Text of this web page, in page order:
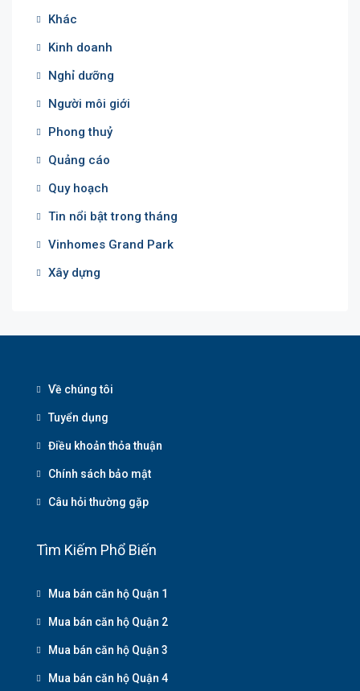
Khác
Kinh doanh
Nghỉ dưỡng
Người môi giới
Phong thuỷ
Quảng cáo
Quy hoạch
Tin nổi bật trong tháng
Vinhomes Grand Park
Xây dựng
Về chúng tôi
Tuyển dụng
Điều khoản thỏa thuận
Chính sách bảo mật
Câu hỏi thường gặp
Tìm Kiếm Phổ Biến
Mua bán căn hộ Quận 1
Mua bán căn hộ Quận 2
Mua bán căn hộ Quận 3
Mua bán căn hộ Quận 4